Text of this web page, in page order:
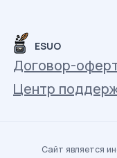
ESUO
Договор-
Центр
Сайт является